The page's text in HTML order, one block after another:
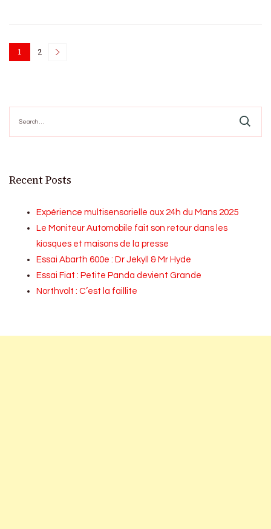
Posts
Page
1 Page
2
for:
Recent Posts
Expérience multisensorielle aux 24h du Mans 2025
Le Moniteur Automobile fait son retour dans les
kiosques et maisons de la presse
Essai Abarth 600e : Dr Jekyll & Mr Hyde
Essai Fiat : Petite Panda devient Grande
Northvolt : C’est la faillite